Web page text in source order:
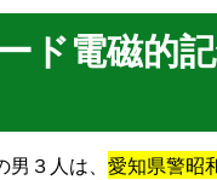
ド電磁的
３人は、 愛知県警昭